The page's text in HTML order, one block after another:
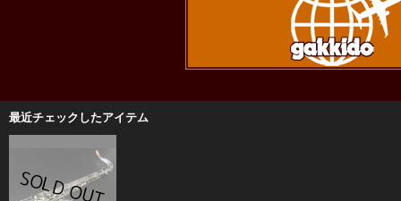
最近チェックしたアイテム